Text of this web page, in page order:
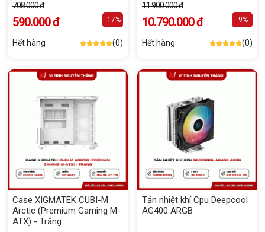
708.000 đ
590.000 đ -17%
Hết hàng (0)
11.900.000 đ
10.790.000 đ -9%
Hết hàng (0)
Case XIGMATEK CUBI-M
Arctic (Premium Gaming M-
ATX) - Trắng
Tản nhiệt khí Cpu Deepcool
AG400 ARGB